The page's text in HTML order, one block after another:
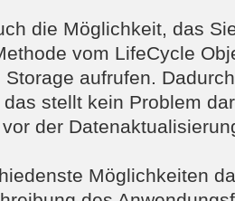
die Möglichkeit, das
vom LifeCycle
Storage aufrufen.
stellt kein Problem
der
Möglichkeiten